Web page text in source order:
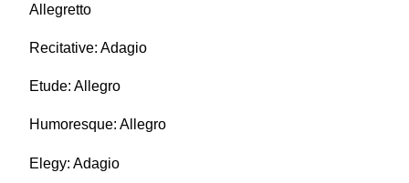
Allegretto
Recitative: Adagio
Etude: Allegro
Humoresque: Allegro
Elegy: Adagio